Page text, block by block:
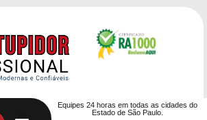
Equipes 24 horas em todas as cidades do
Estado de São Paulo.